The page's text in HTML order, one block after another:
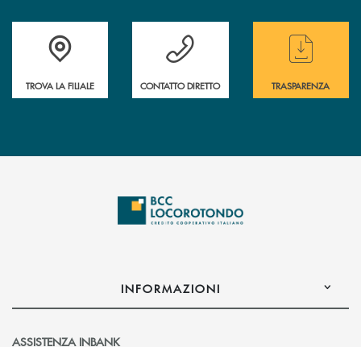
Accedi all' elenco completo delle filiali
TROVA LA FILIALE
Hai bisogno di assistenza immediata ?
CONTATTO DIRETTO
Hai bisogno di
TRASPARENZA
INFORMAZIONI
ASSISTENZA INBANK